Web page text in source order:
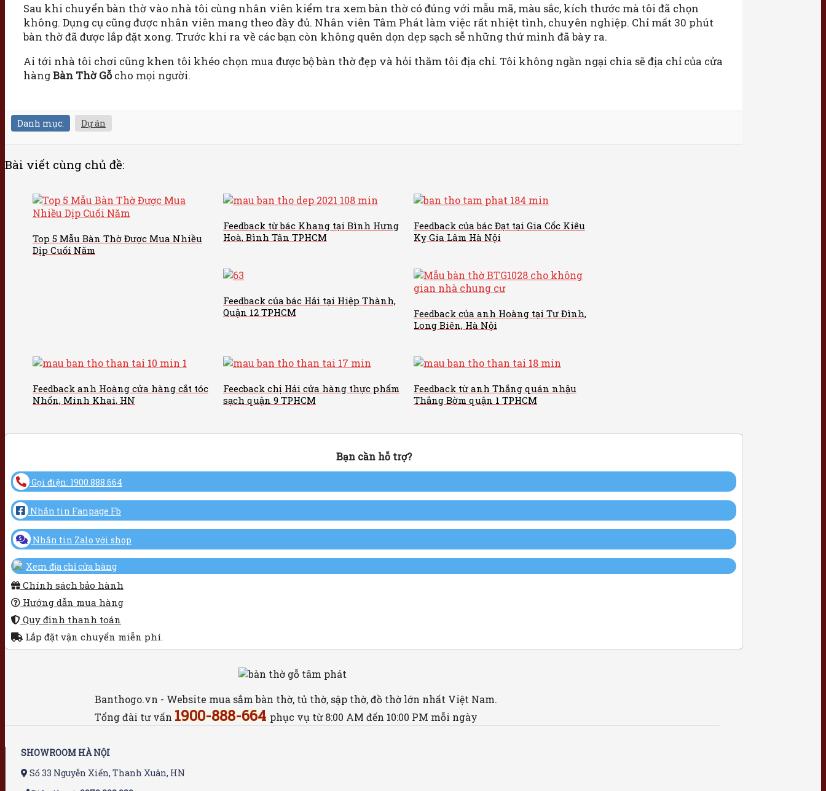
Sau khi chuyển bàn thờ vào nhà tôi cùng nhân viên kiểm tra xem bàn thờ có đúng với mẫu mã, màu sắc, kích thước mà tôi đã chọn
không. Dụng cụ cũng được nhân viên mang theo đầy đủ. Nhân viên Tâm Phát làm việc rất nhiệt tình, chuyên nghiệp. Chỉ mất 30 phút
bàn thờ đã được lắp đặt xong. Trước khi ra về các bạn còn không quên dọn dẹp sạch sễ những thứ mình đã bày ra.
Ai tới nhà tôi chơi cũng khen tôi khéo chọn mua được bộ bàn thờ đẹp và hỏi thăm tôi địa chỉ. Tôi không ngần ngại chia sẽ địa chỉ của cửa
hàngBàn Thờ Gỗcho mọi người.
Danh mục: Dự án
Bài viết cùng chủ đề:
Top 5 Mẫu Bàn Thờ Được Mua Nhiều
Dịp Cuối Năm
Feedback từ bác Khang tại Bình Hưng
Hoà, Bình Tân TPHCM
Feedback của bác Đạt tại Gia Cốc Kiêu
Kỵ Gia Lâm Hà Nội
Feedback của bác Hải tại Hiệp Thành,
Quận 12 TPHCM
Feedback của anh Hoàng tại Tư Đình,
Long Biên, Hà Nội
Feedback anh Hoàng cửa hàng cắt tóc
Nhổn, Minh Khai, HN
Feecback chị Hải cửa hàng thực phẩm
sạch quận 9 TPHCM
Feedback từ anh Thắng quán nhậu
Thắng Bờm quận 1 TPHCM
Bạn cần hỗ trợ?
Gọi điện: 1900.888.664
Nhắn tin Fanpage Fb
Nhắn tin Zalo với shop
Xem địa chỉ cửa hàng
Chính sách bảo hành
Hướng dẫn mua hàng
Quy định thanh toán
Lắp đặt vận chuyển miễn phí.
Banthogo.vn - Website mua sắm bàn thờ, tủ thờ, sập thờ, đồ thờ lớn nhất Việt Nam.
Tổng đài tư vấn1900-888-664 phục vụ từ 8:00 AM đến 10:00 PM mỗi ngày
SHOWROOM HÀ NỘI
Số 33 Nguyễn Xiển, Thanh Xuân, HN